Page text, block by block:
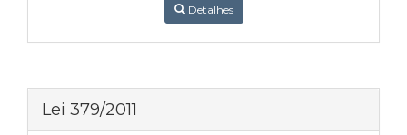
Detalhes
Lei 379/2011